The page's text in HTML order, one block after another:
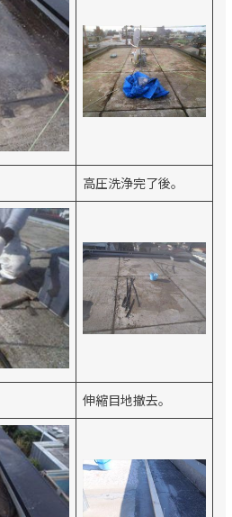
高圧洗浄完了後。
伸縮目地撤去。